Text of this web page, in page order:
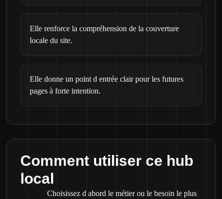
Elle renforce la compréhension de la couverture
locale du site.
Elle donne un point d entrée clair pour les futures
pages à forte intention.
Comment utiliser ce hub
local
Choisissez d abord le métier ou le besoin le plus